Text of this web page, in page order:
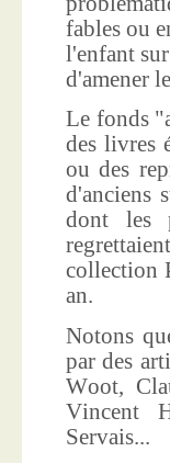
fables ou
l'enfant
d'amener
Le fonds
des livres
ou des
d'anciens
dont les
collection
an.
Notons
par des
Woot,
Vincent
Servais...